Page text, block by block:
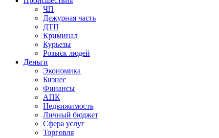
ЧП
Дежурная часть
ДТП
Криминал
Курьезы
Розыск людей
Деньги
Экономика
Бизнес
Финансы
АПК
Недвижимость
Личный бюджет
Сфера услуг
Торговля